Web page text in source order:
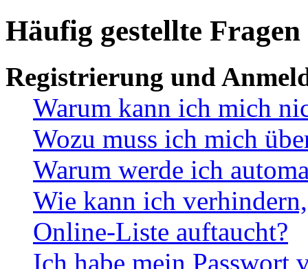
Häufig gestellte Fragen
Registrierung und
Warum kann ich mich
Wozu muss ich mich
Warum werde ich
Wie kann ich
Online-Liste auftaucht?
Ich habe mein Passwort